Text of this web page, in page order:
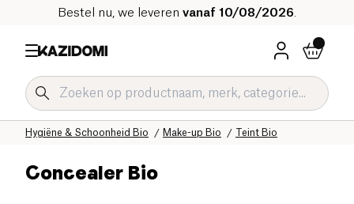
Bestel nu, we leveren vanaf 10/08/2026
Teint Bio
Make-up Bio
Hygiëne & Schoonheid Bio
Onze biologische catalogus
Home
Concealer Bio